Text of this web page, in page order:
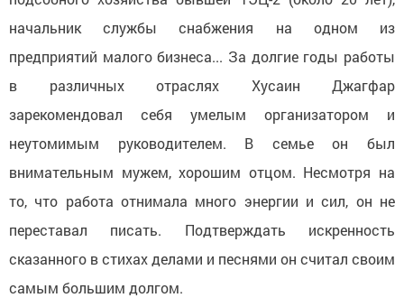
начальник службы снабжения на одном из
предприятий малого бизнеса... За долгие годы работы
в различных отраслях Хусаин Джагфар
зарекомендовал себя умелым организатором и
неутомимым руководителем. В семье он был
внимательным мужем, хорошим отцом. Несмотря на
то, что работа отнимала много энергии и сил, он не
переставал писать. Подтверждать искренность
сказанного в стихах делами и песнями он считал своим
самым большим долгом.